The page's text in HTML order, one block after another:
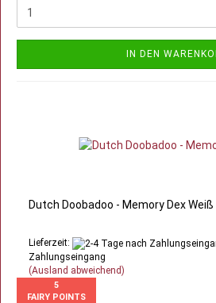
IN DEN
Dutch Doobadoo - Memory Dex Weiß
Lieferzeit:
Zahlungseingang
(Ausland abweichend)
5
FAIRY POINTS